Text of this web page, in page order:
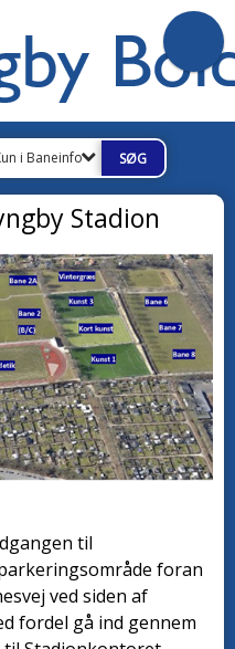
i Baneinfo
Stadion
til
foran
ved siden af
fordel gå ind gennem